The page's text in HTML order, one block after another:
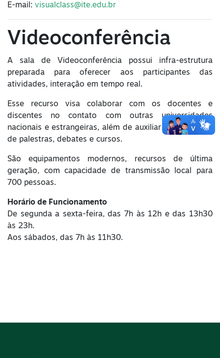
E-mail: visualclass@ite.edu.br
Videoconferência
A sala de Videoconferência possui infra-estrutura
preparada para oferecer aos participantes das
atividades, interação em tempo real.
Esse recurso visa colaborar com os docentes e
discentes no contato com outras universidades
nacionais e estrangeiras, além de auxiliar na realização
de palestras, debates e cursos.
São equipamentos modernos, recursos de última
geração, com capacidade de transmissão local para
700 pessoas.
Horário de Funcionamento
De segunda a sexta-feira, das 7h às 12h e das 13h30
às 23h.
Aos sábados, das 7h às 11h30.